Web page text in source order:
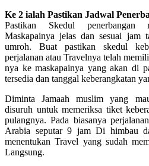
Ke 2 ialah Pastikan Jadwal
Pastikan Skedul penerbangan
Maskapainya jelas dan sesuai jam
umroh. Buat pastikan skedul
perjalanan atau Travelnya telah
nya ke maskapainya yang akan di
tersedia dan tanggal keberangkatan
Diminta Jamaah muslim yang
disuruh untuk memeriksa tiket
pulangnya. Pada biasanya
Arabia seputar 9 jam Di himbau
menentukan Travel yang sudah
Langsung.